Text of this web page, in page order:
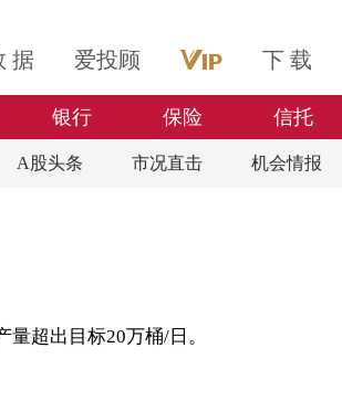
据 爱投顾 下 载
银行 保险 信托
A股头条 市况直击 机会情报
超出目标20万桶/日。